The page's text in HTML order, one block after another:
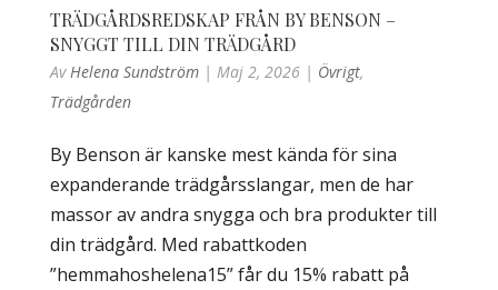
TRÄDGÅRDSREDSKAP FRÅN BY BENSON –
SNYGGT TILL DIN TRÄDGÅRD
Av Helena Sundström| Maj 2, 2026| Övrigt,
Trädgården
By Benson är kanske mest kända för sina
expanderande trädgårsslangar, men de har
massor av andra snygga och bra produkter till
din trädgård. Med rabattkoden
”hemmahoshelena15” får du 15% rabatt på